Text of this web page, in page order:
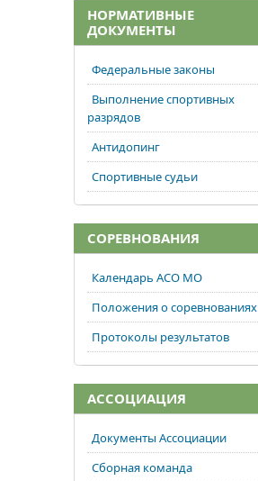
НОРМАТИВНЫЕ
ДОКУМЕНТЫ
Федеральные законы
Выполнение спортивных
разрядов
Антидопинг
Спортивные судьи
СОРЕВНОВАНИЯ
Календарь АСО МО
Положения о соревнованиях
Протоколы результатов
АССОЦИАЦИЯ
Документы Ассоциации
Сборная команда